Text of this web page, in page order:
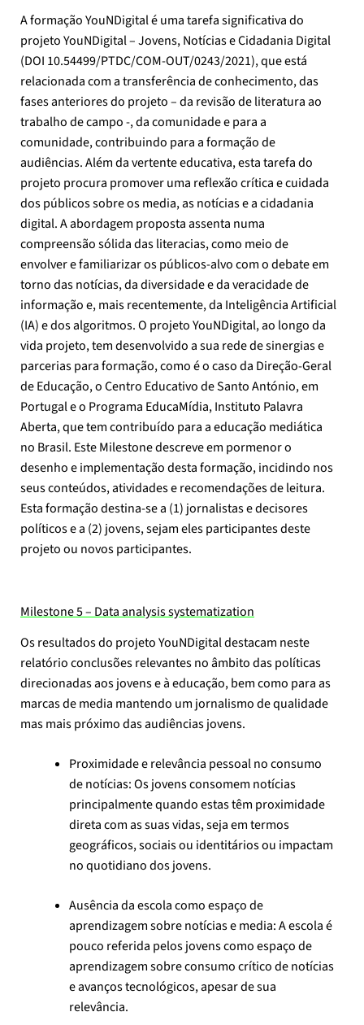
A formação YouNDigital é uma tarefa significativa do
projeto YouNDigital – Jovens, Notícias e Cidadania Digital
(DOI 10.54499/PTDC/COM-OUT/0243/2021), que está
relacionada com a transferência de conhecimento, das
fases anteriores do projeto – da revisão de literatura ao
trabalho de campo -, da comunidade e para a
comunidade, contribuindo para a formação de
audiências. Além da vertente educativa, esta tarefa do
projeto procura promover uma reflexão crítica e cuidada
dos públicos sobre os media, as notícias e a cidadania
digital. A abordagem proposta assenta numa
compreensão sólida das literacias, como meio de
envolver e familiarizar os públicos-alvo com o debate em
torno das notícias, da diversidade e da veracidade de
informação e, mais recentemente, da Inteligência Artificial
(IA) e dos algoritmos. O projeto YouNDigital, ao longo da
vida projeto, tem desenvolvido a sua rede de sinergias e
parcerias para formação, como é o caso da Direção-Geral
de Educação, o Centro Educativo de Santo António, em
Portugal e o Programa EducaMídia, Instituto Palavra
Aberta, que tem contribuído para a educação mediática
no Brasil. Este Milestone descreve em pormenor o
desenho e implementação desta formação, incidindo nos
seus conteúdos, atividades e recomendações de leitura.
Esta formação destina-se a (1) jornalistas e decisores
políticos e a (2) jovens, sejam eles participantes deste
projeto ou novos participantes.
Milestone 5 – Data analysis systematization
Os resultados do projeto YouNDigital destacam neste
relatório conclusões relevantes no âmbito das políticas
direcionadas aos jovens e à educação, bem como para as
marcas de media mantendo um jornalismo de qualidade
mas mais próximo das audiências jovens.
Proximidade e relevância pessoal no consumo
de notícias: Os jovens consomem notícias
principalmente quando estas têm proximidade
direta com as suas vidas, seja em termos
geográficos, sociais ou identitários ou impactam
no quotidiano dos jovens.
Ausência da escola como espaço de
aprendizagem sobre notícias e media: A escola é
pouco referida pelos jovens como espaço de
aprendizagem sobre consumo crítico de notícias
e avanços tecnológicos, apesar de sua
relevância.